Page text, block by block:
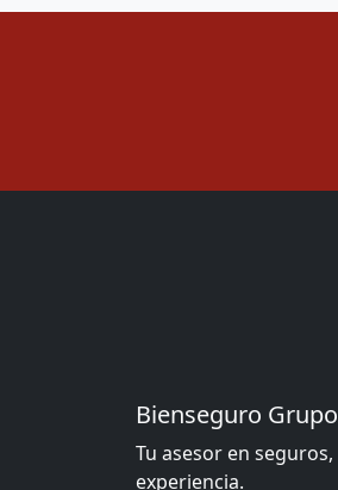
Bienseguro
Tu asesor en
experiencia.